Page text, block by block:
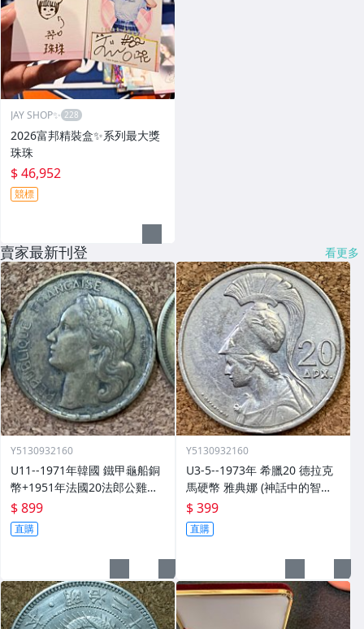
JAY SHOP✨
2026富邦精裝盒✨系列最大獎
珠珠
$ 46,952
競標
賣家最新刊登 看更多
Y5130932160
U11--1971年韓國 鐵甲龜船銅
幣+1951年法國20法郎公雞鋁
青銅+1958年埃及 10 米利姆獅
身人面像鋁青銅共3枚
$ 899
直購
Y5130932160
U3-5--1973年 希臘20 德拉克
馬硬幣 雅典娜 (神話中的智慧
女神)與不死鳥
$ 399
直購